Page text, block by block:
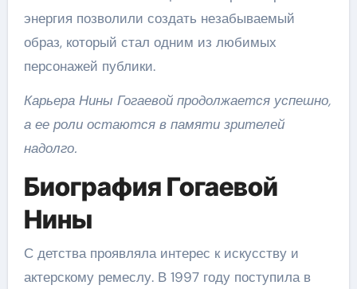
энергия позволили создать незабываемый
образ, который стал одним из любимых
персонажей публики.
Карьера Нины Гогаевой продолжается успешно,
а ее роли остаются в памяти зрителей
надолго.
Биография Гогаевой
Нины
С детства проявляла интерес к искусству и
актерскому ремеслу. В 1997 году поступила в